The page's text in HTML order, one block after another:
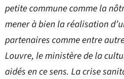
petite commune comme la
mener à bien la réalisation
partenaires comme entre
Louvre, le ministère de la
aidés en ce sens. La crise